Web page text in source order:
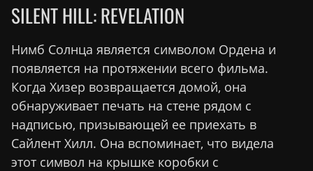
SILENT HILL: REVELATION
Нимб Солнца является символом Ордена и
появляется на протяжении всего фильма.
Когда Хизер возвращается домой, она
обнаруживает печать на стене рядом с
надписью, призывающей ее приехать в
Сайлент Хилл. Она вспоминает, что видела
этот символ на крышке коробки с